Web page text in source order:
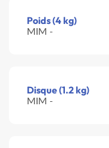
Poids (4 kg)
MIM -
Disque (1.2 kg)
MIM -